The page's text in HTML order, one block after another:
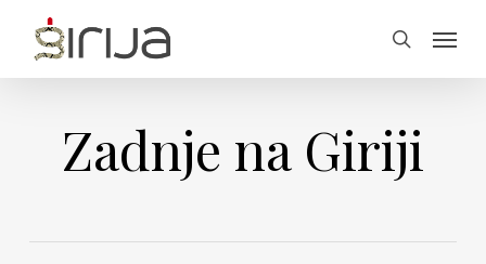
main
search
Zadnje na Giriji